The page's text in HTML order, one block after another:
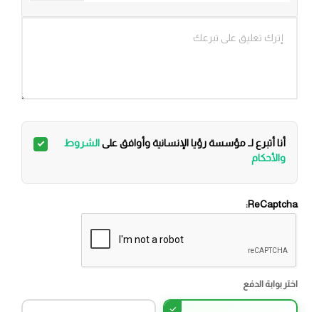
أنا أتبرع لـ مؤسسة رؤيا الإنسانية وأوافق علىالشروط
والأحكام
ReCaptcha:
اختر بوابة الدفع